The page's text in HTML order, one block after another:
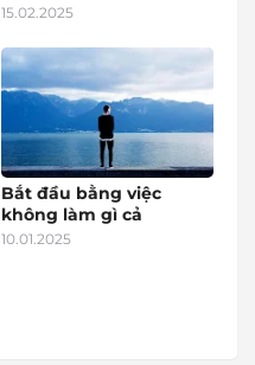
15.02.2025
Bắt đầu bằng việc
không làm gì cả
10.01.2025